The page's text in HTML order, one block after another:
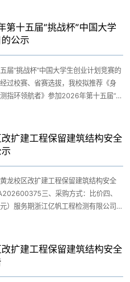
任人责任，召开党委会研究部署巡视
领导小组并担任组长，将巡视整改工
领办重点难点问题14项，着力解决关
整改任务落实。学校成立巡视整改工
形态、巡察工作三个专项整改组，构
高效的整改工作体系。三是抓好整改
度推进、跟踪问效。严格对照巡视整
挂图作战，建立清单调度、通报督
作闭环。在巡视整改工作中，给予党
织处理3人；诫勉10人，教育提醒10
款项1万元，挽回其他经济损失40.79
近平新时代中国特色社会主义思想和
够深入”问题的整改情况（一）认真做
习近平同志对杭州医学院作出的重要
要指示精神转化为教学案例，组织教
思政课程。深入开展“循迹溯源 再立新
委书记习近平来校调研时的指示精
对述标相关事宜进行公告，诚邀符合
称：杭州医学院临安二期建设工程室
、项目概况及室外附属及景观绿化工
模：总建筑面积为221500平方米；建
8号，杭州医学院临安校区一期工程北
程招标范围：施工图范围内的室外道
及水系、景观挡墙、护坡、室外综合
实验室污废水处理）、路灯照明、泛
与临安一期校园及临安二期远期保留
三、企业基本要求：1.具备施工总承包
对应资质应在“浙江省建筑市场监管公
结果处于“合格”状态）2.自 2021年06
合招标文件其他要求。特别说明：上述
标资格条件要求，招标资格条件要求
四、述标程序、时间、地点（一）递
件并有意向参加本项目的单位在截止
十五届“挑战杯”中国大学
公示
届“挑战杯”中国大学生创业计划竞赛的
过校赛、省赛选拔，我校拟推荐《身
环领航者》参加2026年第十五届“挑
月22日止，如有异议请在公示期内向
联系人：刘俊汲；联系电话：
院、校团委2026年6月18日
扩建工程保留建筑结构安全
龙校区改扩建工程保留建筑结构安全
三、采购方式：比价四、
）服务期浙江亿帆工程检测有限公司
：杭州市临安区颐康街8号项目联系
人电话：18072733566
5日
扩建工程保留建筑结构安全